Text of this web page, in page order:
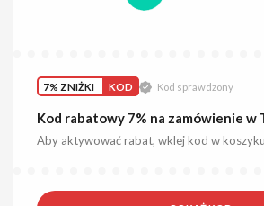
7% ZNIŻKI KOD Kod sprawdzony
Kod rabatowy 7% na zamówienie w
Aby aktywować rabat, wklej kod w